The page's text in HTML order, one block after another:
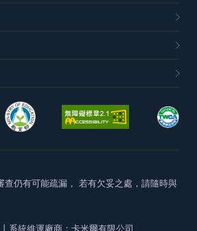
查仍有可能疏漏， 若有欠妥之處，請隨時與
丨系統維運廠商：卡米爾有限公司